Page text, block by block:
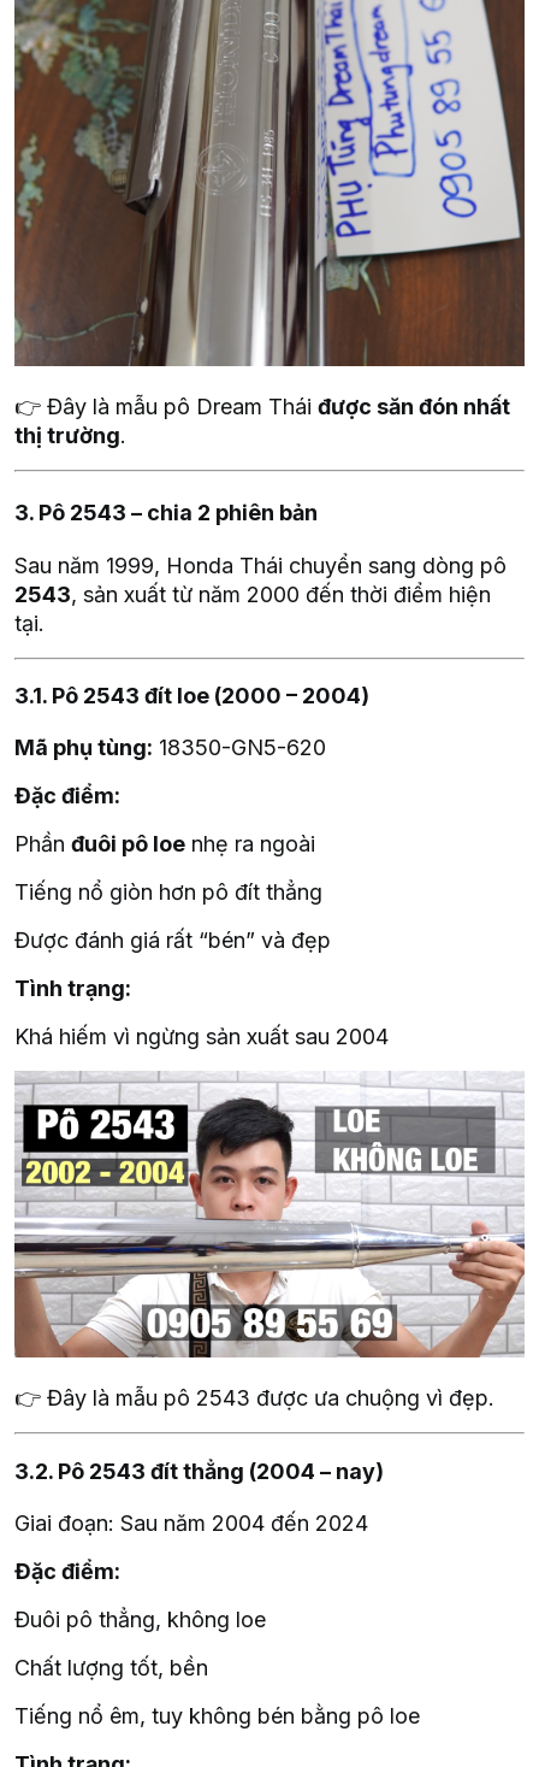
👉 Đây là mẫu pô Dream Thái được săn đón nhất
thị trường.
3. Pô 2543 – chia 2 phiên bản
Sau năm 1999, Honda Thái chuyển sang dòng pô
2543, sản xuất từ năm 2000 đến thời điểm hiện
tại.
3.1. Pô 2543 đít loe (2000 – 2004)
Mã phụ tùng: 18350-GN5-620
Đặc điểm:
Phần đuôi pô loe nhẹ ra ngoài
Tiếng nổ giòn hơn pô đít thẳng
Được đánh giá rất “bén” và đẹp
Tình trạng:
Khá hiếm vì ngừng sản xuất sau 2004
👉 Đây là mẫu pô 2543 được ưa chuộng vì đẹp.
3.2. Pô 2543 đít thẳng (2004 – nay)
Giai đoạn: Sau năm 2004 đến 2024
Đặc điểm:
Đuôi pô thẳng, không loe
Chất lượng tốt, bền
Tiếng nổ êm, tuy không bén bằng pô loe